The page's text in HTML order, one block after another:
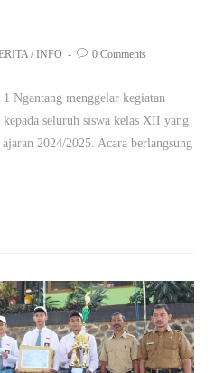
/ INFO 0 Comments
Ngantang menggelar kegiatan
kepada seluruh siswa kelas XII yang
2024/2025. Acara berlangsung